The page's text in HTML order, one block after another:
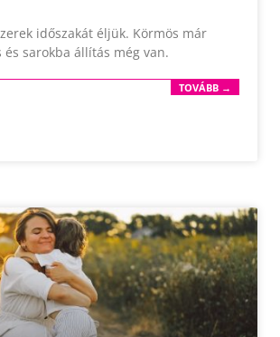
időszakát éljük. Körmös már
és sarokba állítás még van.
TOVÁBB →